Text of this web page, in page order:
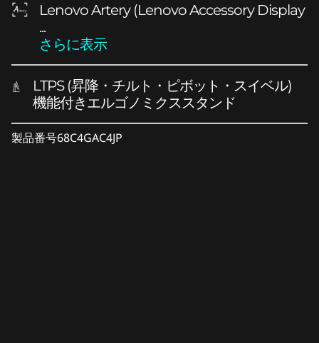
Lenovo Artery (Lenovo Accessory Display
...
さらに表示
LTPS (昇降・チルト・ピボット・スイベル)
機能付きエルゴノミクススタンド
製品番号68C4GAC4JP